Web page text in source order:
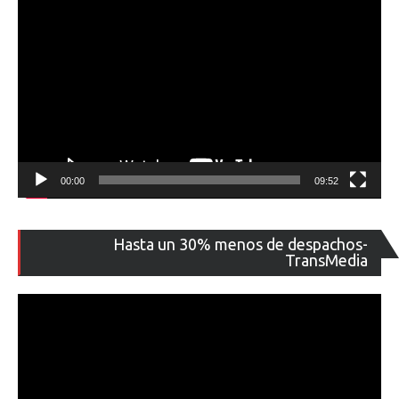
00:00 09:52
Hasta un 30% menos de despachos-
TransMedia
de